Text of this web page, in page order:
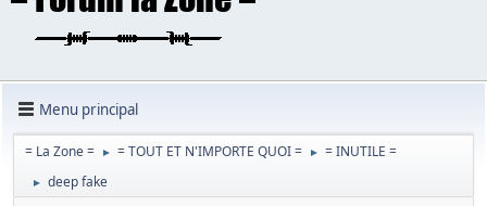
Menu principal
= La Zone = ► = TOUT ET N'IMPORTE QUOI = ► = INUTILE =
► deep fake